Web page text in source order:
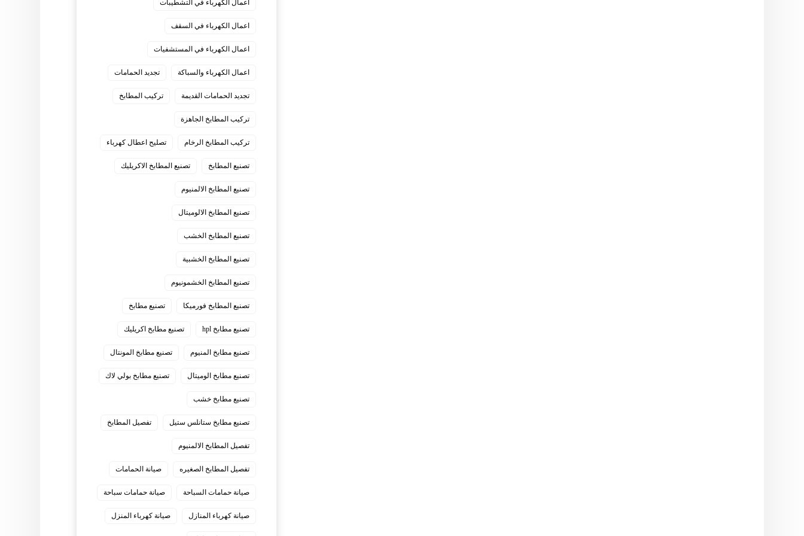
اعمال الكهرباء في التشطيبات
اعمال الكهرباء في السقف
اعمال الكهرباء في المستشفيات
اعمال الكهرباء والسباكة تجديد الحمامات
تجديد الحمامات القديمة تركيب المطابخ
تركيب المطابخ الجاهزة
تركيب المطابخ الرخام تصليح اعطال كهرباء
تصنيع المطابخ تصنيع المطابخ الاكريليك
تصنيع المطابخ الالمنيوم
تصنيع المطابخ الالوميتال
تصنيع المطابخ الخشب
تصنيع المطابخ الخشبية
تصنيع المطابخ الخشمونيوم
تصنيع المطابخ فورميكا تصنيع مطابخ
تصنيع مطابخ hpl تصنيع مطابخ اكريليك
تصنيع مطابخ المنيوم تصنيع مطابخ المونتال
تصنيع مطابخ الوميتال تصنيع مطابخ بولي لاك
تصنيع مطابخ خشب
تصنيع مطابخ ستانلس ستيل تفصيل المطابخ
تفصيل المطابخ الالمنيوم
تفصيل المطابخ الصغيره صيانة الحمامات
صيانة حمامات السباحة صيانة حمامات سباحة
صيانة كهرباء المنازل صيانة كهرباء المنزل